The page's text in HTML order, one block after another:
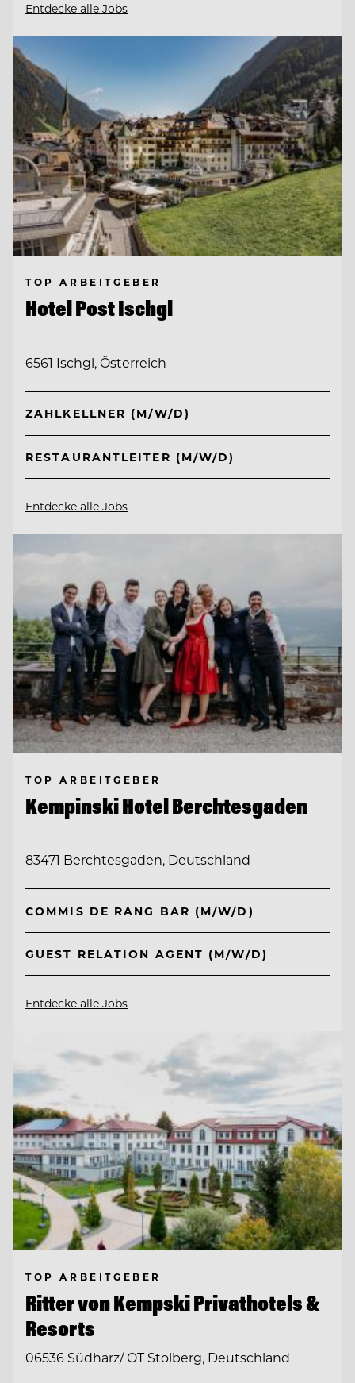
Entdecke alle Jobs
TOP ARBEITGEBER
Hotel Post Ischgl
6561 Ischgl, Österreich
ZAHLKELLNER (M/W/D)
RESTAURANTLEITER (M/W/D)
Entdecke alle Jobs
TOP ARBEITGEBER
Kempinski Hotel Berchtesgaden
83471 Berchtesgaden, Deutschland
COMMIS DE RANG BAR (M/W/D)
GUEST RELATION AGENT (M/W/D)
Entdecke alle Jobs
TOP ARBEITGEBER
Ritter von Kempski Privathotels &
Resorts
06536 Südharz/ OT Stolberg, Deutschland